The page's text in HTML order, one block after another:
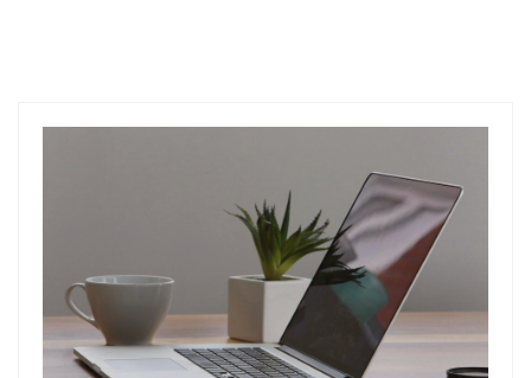
Нічна атака на Одесу: наслідки обстрілу
Енергетична підтримка для Одеси
Водопостачання в Одесі: нові локації для підвезення води